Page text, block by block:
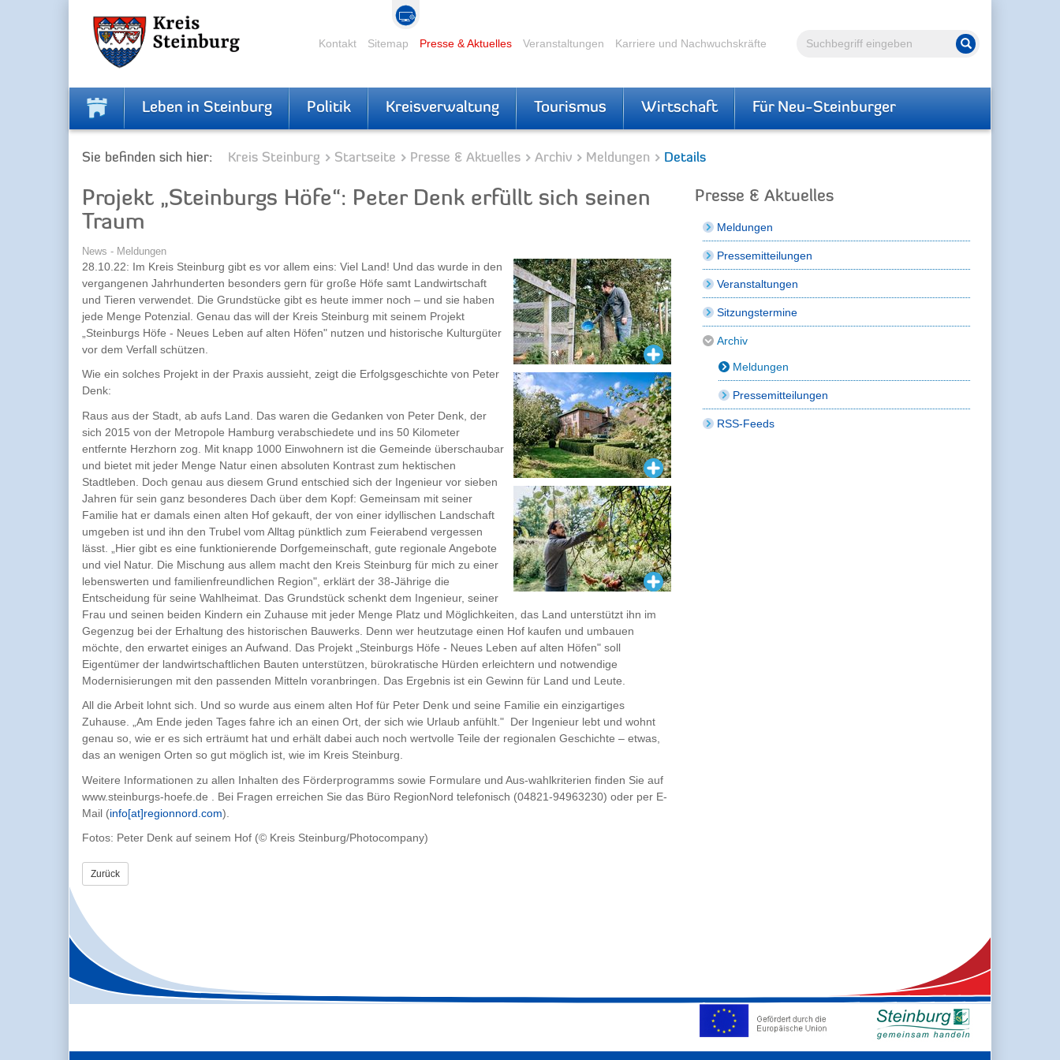
Volltextsuche Suche starten
Kontakt Sitemap Presse & Aktuelles Veranstaltungen Karriere und Nachwuchskräfte
Leben in Steinburg Politik Kreisverwaltung Tourismus Wirtschaft Für Neu-Steinburger
Sie befinden sich hier: Kreis Steinburg Startseite Presse & Aktuelles Archiv Meldungen Details
Projekt „Steinburgs Höfe“: Peter Denk erfüllt sich seinen
Traum
News - Meldungen
28.10.22: Im Kreis Steinburg gibt es vor allem eins: Viel Land! Und das wurde in den
vergangenen Jahrhunderten besonders gern für große Höfe samt Landwirtschaft
und Tieren verwendet. Die Grundstücke gibt es heute immer noch – und sie haben
jede Menge Potenzial. Genau das will der Kreis Steinburg mit seinem Projekt
„Steinburgs Höfe - Neues Leben auf alten Höfen" nutzen und historische Kulturgüter
vor dem Verfall schützen.
Wie ein solches Projekt in der Praxis aussieht, zeigt die Erfolgsgeschichte von Peter
Denk:
Raus aus der Stadt, ab aufs Land. Das waren die Gedanken von Peter Denk, der
sich 2015 von der Metropole Hamburg verabschiedete und ins 50 Kilometer
entfernte Herzhorn zog. Mit knapp 1000 Einwohnern ist die Gemeinde überschaubar
und bietet mit jeder Menge Natur einen absoluten Kontrast zum hektischen
Stadtleben. Doch genau aus diesem Grund entschied sich der Ingenieur vor sieben
Jahren für sein ganz besonderes Dach über dem Kopf: Gemeinsam mit seiner
Familie hat er damals einen alten Hof gekauft, der von einer idyllischen Landschaft
umgeben ist und ihn den Trubel vom Alltag pünktlich zum Feierabend vergessen
lässt. „Hier gibt es eine funktionierende Dorfgemeinschaft, gute regionale Angebote
und viel Natur. Die Mischung aus allem macht den Kreis Steinburg für mich zu einer
lebenswerten und familienfreundlichen Region", erklärt der 38-Jährige die
Entscheidung für seine Wahlheimat. Das Grundstück schenkt dem Ingenieur, seiner
Frau und seinen beiden Kindern ein Zuhause mit jeder Menge Platz und Möglichkeiten, das Land unterstützt ihn im
Gegenzug bei der Erhaltung des historischen Bauwerks. Denn wer heutzutage einen Hof kaufen und umbauen
möchte, den erwartet einiges an Aufwand. Das Projekt „Steinburgs Höfe - Neues Leben auf alten Höfen" soll
Eigentümer der landwirtschaftlichen Bauten unterstützen, bürokratische Hürden erleichtern und notwendige
Modernisierungen mit den passenden Mitteln voranbringen. Das Ergebnis ist ein Gewinn für Land und Leute.
All die Arbeit lohnt sich. Und so wurde aus einem alten Hof für Peter Denk und seine Familie ein einzigartiges
Zuhause. „Am Ende jeden Tages fahre ich an einen Ort, der sich wie Urlaub anfühlt." Der Ingenieur lebt und wohnt
genau so, wie er es sich erträumt hat und erhält dabei auch noch wertvolle Teile der regionalen Geschichte – etwas,
das an wenigen Orten so gut möglich ist, wie im Kreis Steinburg.
Weitere Informationen zu allen Inhalten des Förderprogramms sowie Formulare und Aus-wahlkriterien finden Sie auf
www.steinburgs-hoefe.de . Bei Fragen erreichen Sie das Büro RegionNord telefonisch (04821-94963230) oder per E-
Mail (info[at]regionnord.com).
Fotos: Peter Denk auf seinem Hof (© Kreis Steinburg/Photocompany)
Zurück
Presse & Aktuelles
Meldungen
Pressemitteilungen
Veranstaltungen
Sitzungstermine
Archiv
Meldungen
Pressemitteilungen
RSS-Feeds